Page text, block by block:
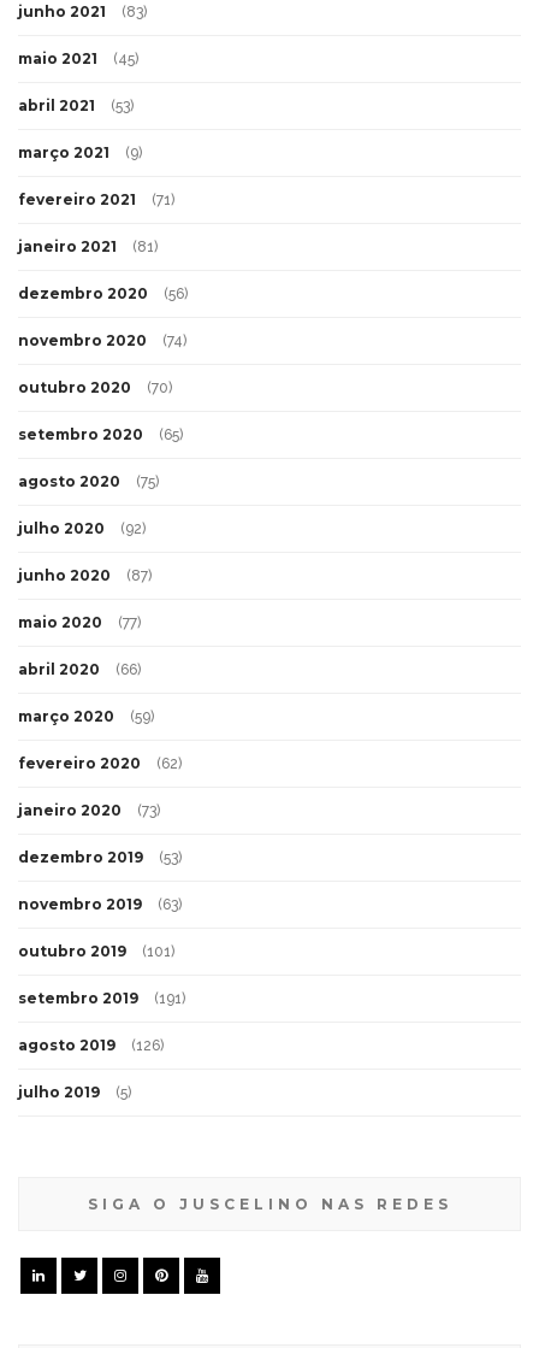
junho 2021 (83)
maio 2021 (45)
abril 2021 (53)
março 2021 (9)
fevereiro 2021 (71)
janeiro 2021 (81)
dezembro 2020 (56)
novembro 2020 (74)
outubro 2020 (70)
setembro 2020 (65)
agosto 2020 (75)
julho 2020 (92)
junho 2020 (87)
maio 2020 (77)
abril 2020 (66)
março 2020 (59)
fevereiro 2020 (62)
janeiro 2020 (73)
dezembro 2019 (53)
novembro 2019 (63)
outubro 2019 (101)
setembro 2019 (191)
agosto 2019 (126)
julho 2019 (5)
SIGA O JUSCELINO NAS REDES